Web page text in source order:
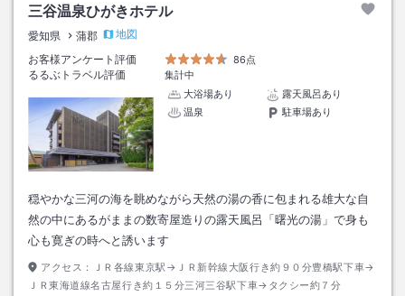
三谷温泉ひがきホテル
愛知県 蒲郡
地図
お客様アンケート評価
86点
るるぶトラベル評価
集計中
大浴場あり
露天風呂あり
温泉
駐車場あり
穏やかな三河の海を眺めながら天然の湯の香に包まれる雄大な自
然の中にあるがままの数寄屋造りの露天風呂「曙光の湯」で身も
心も寛ぎの時へと誘います
アクセス：
ＪＲ各線東京駅→ＪＲ新幹線大阪行き約９０分豊橋駅下車→
ＪＲ東海道線名古屋行き約１５分三河三谷駅下車→タクシー約７分